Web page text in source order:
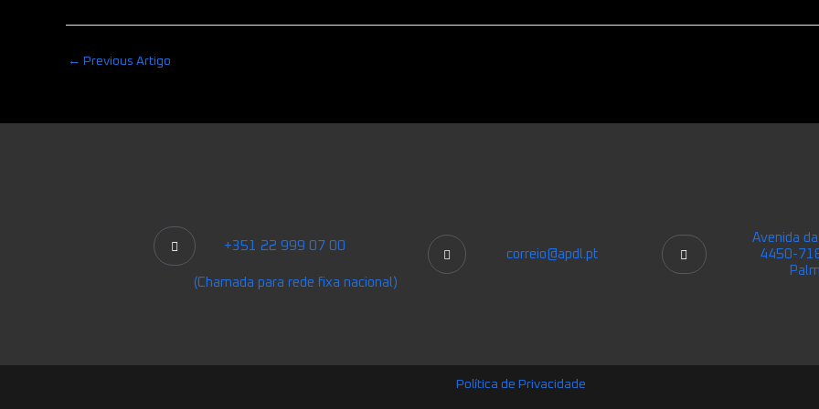
← Previous Artigo
+351 22 999 07 00
(Chamada para rede fixa nacional)
correio@apdl.pt
Avenida
4450-
Política de Privacidade